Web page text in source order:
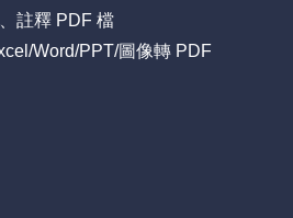
註釋 PDF 檔
Word/PPT/圖像轉 PDF